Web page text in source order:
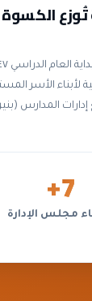
الكسوة
لأبناء الأسر
المدارس
7
+
مجلس الإدارة